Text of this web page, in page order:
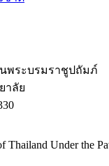
พระบรมราชูปถัมภ์
าลัย
Thailand Under the